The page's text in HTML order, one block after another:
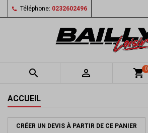
Téléphone: 0232602496
  shopping_cart0
ACCUEIL
CRÉER UN DEVIS À PARTIR DE CE PANIER